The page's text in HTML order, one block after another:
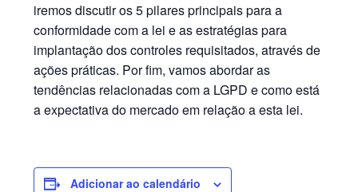
iremos discutir os 5 pilares principais para a
conformidade com a lei e as estratégias para
implantação dos controles requisitados, através de
ações práticas. Por fim, vamos abordar as
tendências relacionadas com a LGPD e como está
a expectativa do mercado em relação a esta lei.
Adicionar ao calendário